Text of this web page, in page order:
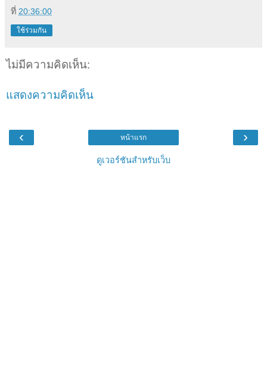
ที่ 20:36:00
ใช้ร่วมกัน
ไม่มีความคิดเห็น:
แสดงความคิดเห็น
‹ ›
หน้าแรก
ดูเวอร์ชันสำหรับเว็บ